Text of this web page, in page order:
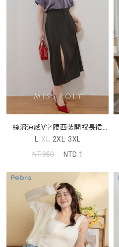
絲滑涼感V字腰西裝開衩長裙
MISS
L XL 2XL 3XL
NT.950
NTD.1